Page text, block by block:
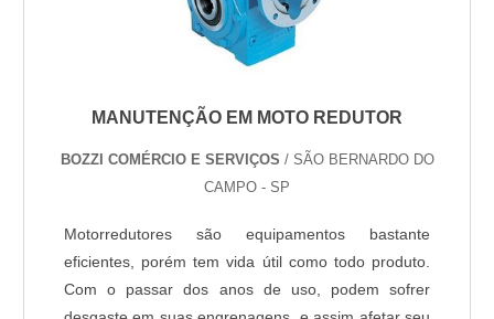
MANUTENÇÃO EM MOTO REDUTOR
BOZZI COMÉRCIO E SERVIÇOS / SÃO BERNARDO DO
CAMPO - SP
Motorredutores são equipamentos bastante
eficientes, porém tem vida útil como todo produto.
Com o passar dos anos de uso, podem sofrer